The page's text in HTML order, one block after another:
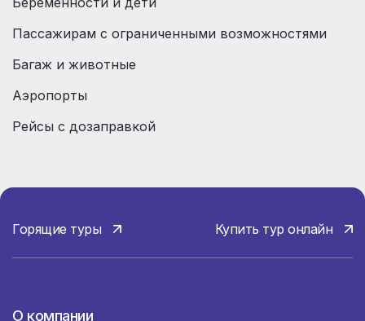
Пассажирам с ограниченными возможностями
Багаж и животные
Аэропорты
Рейсы с дозаправкой
Горящие туры Купить тур онлайн
О компании